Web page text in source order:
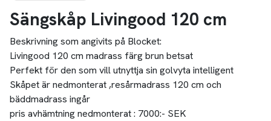
Sängskåp Livingood 120 cm
Beskrivning som angivits på Blocket:
Livingood 120 cm madrass färg brun betsat
Perfekt för den som vill utnyttja sin golvyta intelligent
Skåpet är nedmonterat ,resårmadrass 120 cm och
bäddmadrass ingår
pris avhämtning nedmonterat : 7000:- SEK